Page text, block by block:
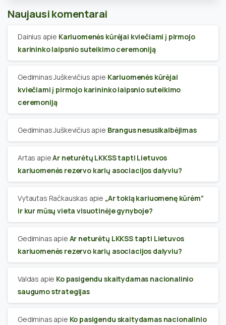
Naujausi komentarai
Dainius apie Kariuomenės kūrėjai kviečiami į pirmojo
karininko laipsnio suteikimo ceremoniją
Gediminas Juškevičius apie Kariuomenės kūrėjai
kviečiami į pirmojo karininko laipsnio suteikimo
ceremoniją
Gediminas Juškevičius apie Brangus nesusikalbėjimas
Artas apieAr neturėtų LKKSS tapti Lietuvos
kariuomenės rezervo karių asociacijos dalyviu?
Vytautas Račkauskas apie „Ar tokią kariuomenę kūrėm“
ir kur mūsų vieta visuotinėje gynyboje?
Gediminas apie Ar neturėtų LKKSS tapti Lietuvos
kariuomenės rezervo karių asociacijos dalyviu?
Valdas apie Ko pasigendu skaitydamas nacionalinio
saugumo strategijas
Gediminas apie Ko pasigendu skaitydamas nacionalinio